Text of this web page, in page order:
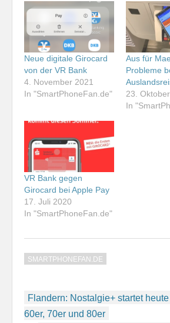
Neue digitale Girocard
von der VR Bank
4. November 2021
In "SmartPhoneFan.de"
Aus für
Probleme
23.
In
VR Bank gegen
Girocard bei Apple Pay
17. Juli 2020
In "SmartPhoneFan.de"
SMARTPHONEFAN.DE
Beitragsnavigation
Flandern: Nostalgie+ startet
60er, 70er und 80er